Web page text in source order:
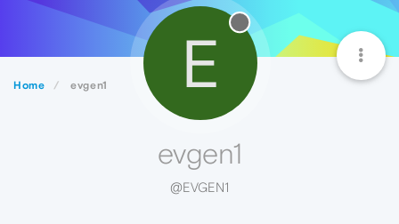
Home evgen1 E
evgen1
@EVGEN1